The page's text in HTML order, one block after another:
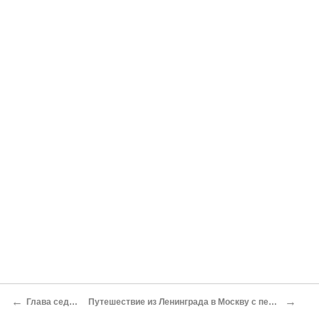
← Глава седьмая Путешествие из Ленинграда в Москву с пересадками →